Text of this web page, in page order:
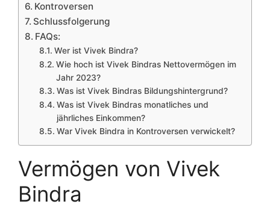
Kontroversen
Schlussfolgerung
FAQs:
Wer ist Vivek Bindra?
Wie hoch ist Vivek Bindras Nettovermögen im
Jahr 2023?
Was ist Vivek Bindras Bildungshintergrund?
Was ist Vivek Bindras monatliches und
jährliches Einkommen?
War Vivek Bindra in Kontroversen verwickelt?
Vermögen von Vivek
Bindra